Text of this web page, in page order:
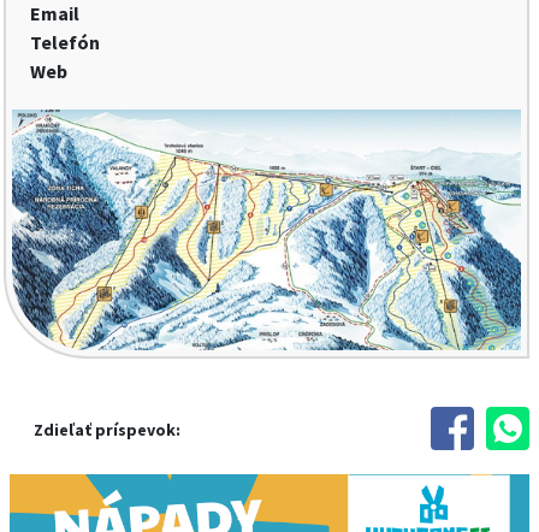
Email
Telefón
Web
Zdieľať príspevok: